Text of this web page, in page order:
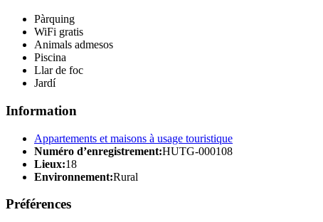
Pàrquing
WiFi gratis
Animals admesos
Piscina
Llar de foc
Jardí
Information
Appartements et maisons à usage touristique
Numéro d’enregistrement:HUTG-000108
Lieux:18
Environnement:Rural
Préférences